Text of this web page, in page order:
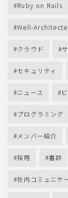
Ruby on Rails
Well-
クラウド
セキュリティ
ニュース
プログラミング
メンバー紹介
採用 書評
社内コミュニケ